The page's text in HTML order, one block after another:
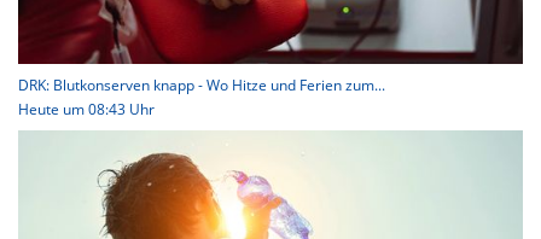
DRK: Blutkonserven knapp - Wo Hitze und Ferien zum...
Heute um 08:43 Uhr